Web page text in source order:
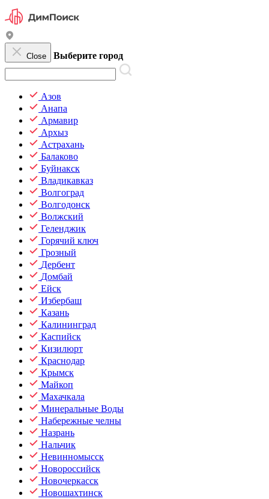
Close Выберите город
Азов
Анапа
Армавир
Архыз
Астрахань
Балаково
Буйнакск
Владикавказ
Волгоград
Волгодонск
Волжский
Геленджик
Горячий ключ
Грозный
Дербент
Домбай
Ейск
Избербаш
Казань
Калининград
Каспийск
Кизилюрт
Краснодар
Крымск
Майкоп
Махачкала
Минеральные Воды
Набережные челны
Назрань
Нальчик
Невинномысск
Новороссийск
Новочеркасск
Новошахтинск